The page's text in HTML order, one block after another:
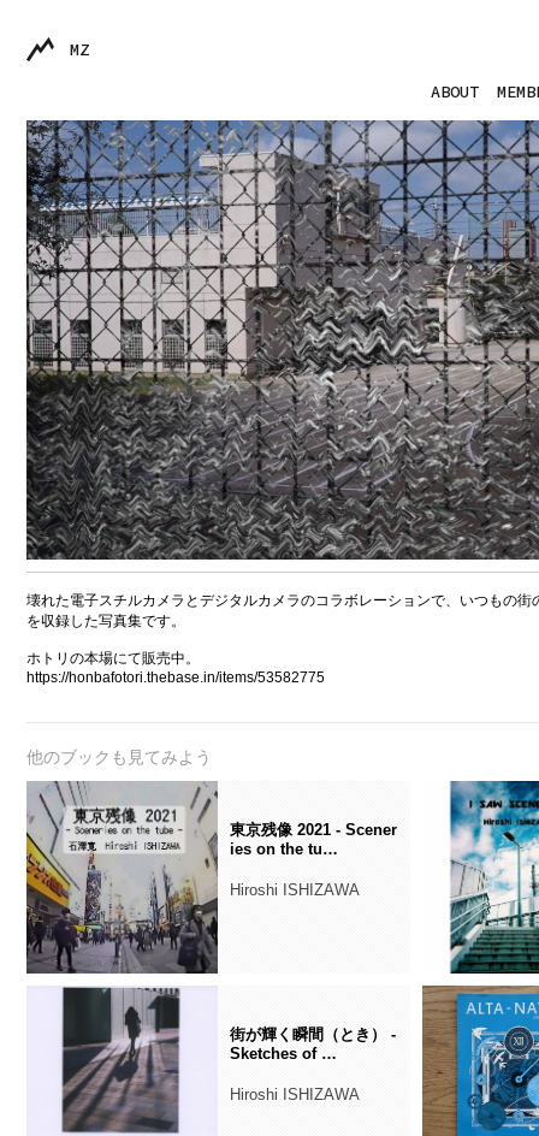
MZ
ABOUT
壊れた電子スチルカメラとデジタルカメラのコラボレーションで、いつもの
を収録した写真集です。
ホトリの本場にて販売中。
https://honbafotori.thebase.in/items/53582775
他のブックも見てみよう
東京残像 2021 - Scener
ies on the tu…
Hiroshi ISHIZAWA
街が輝く瞬間（とき） -
Sketches of …
Hiroshi ISHIZAWA